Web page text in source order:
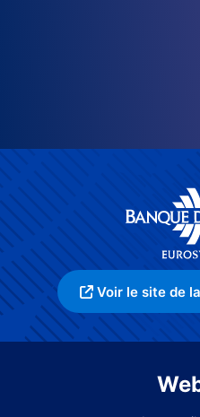
Voir le site de